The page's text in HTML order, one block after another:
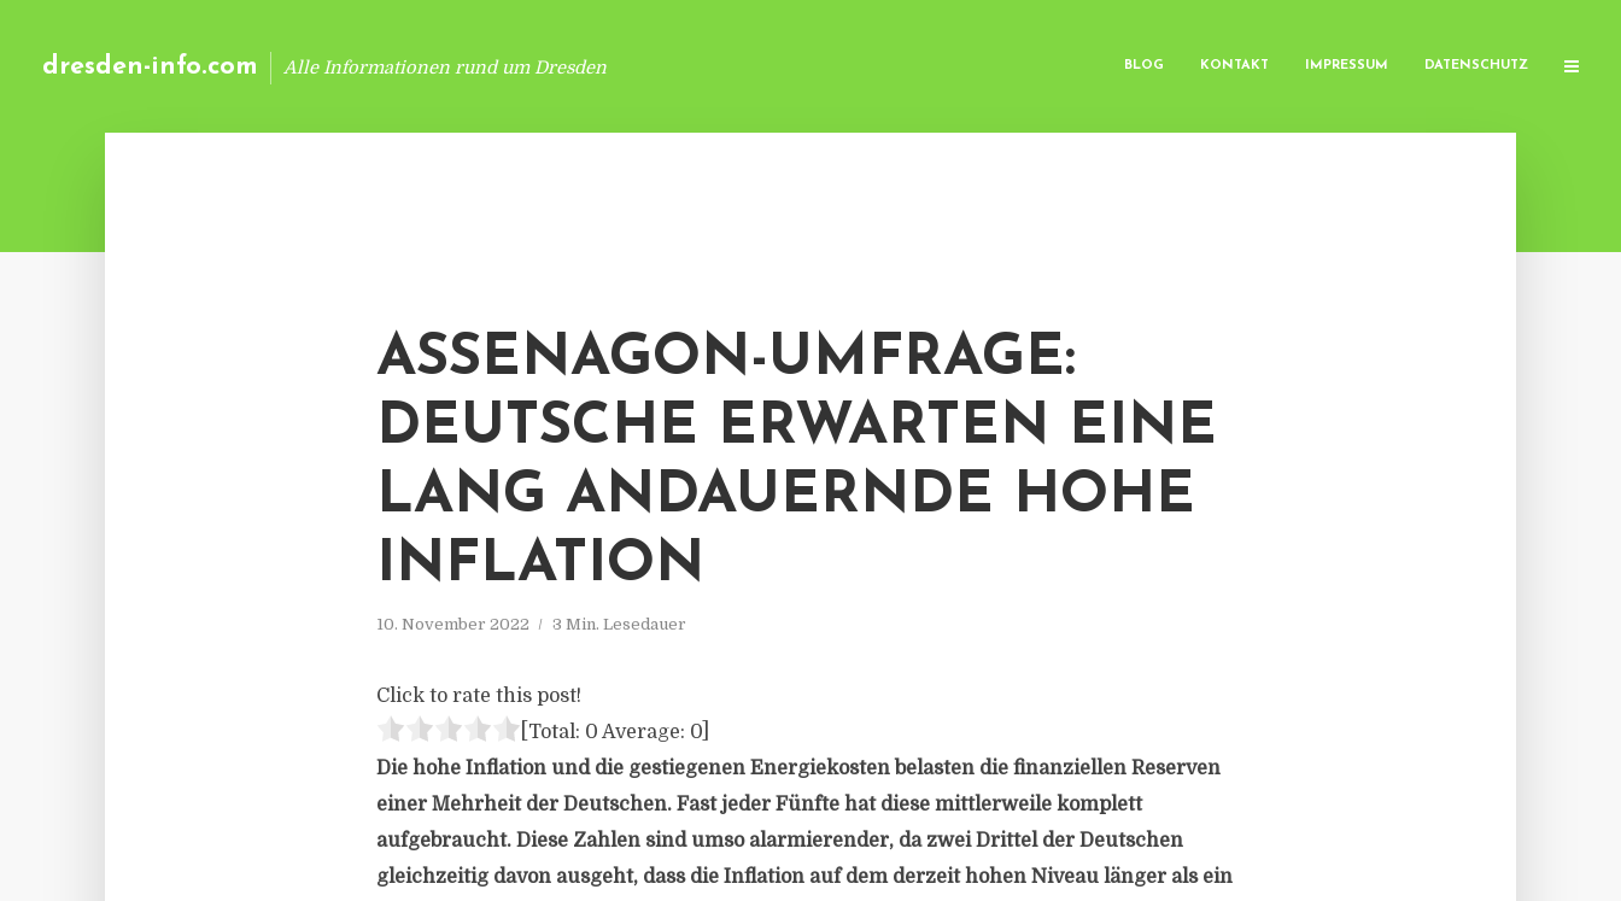
dresden-info.com Alle Informationen rund um Dresden BLOG KONTAKT IMPRESSUM DATENSCHUTZ
ASSENAGON-UMFRAGE:
DEUTSCHE ERWARTEN EINE
LANG ANDAUERNDE HOHE
INFLATION
10. November 2022 3 Min. Lesedauer
Click to rate this post!
[Total: 0 Average: 0
Die hohe Inflation und die gestiegenen Energiekosten belasten die finanziellen Reserven
einer Mehrheit der Deutschen. Fast jeder Fünfte hat diese mittlerweile komplett
aufgebraucht. Diese Zahlen sind umso alarmierender, da zwei Drittel der Deutschen
gleichzeitig davon ausgeht, dass die Inflation auf dem derzeit hohen Niveau länger als ein